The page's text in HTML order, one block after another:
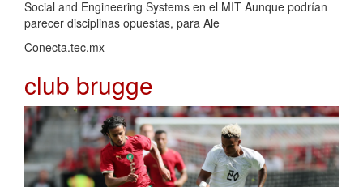
Social and Engineering Systems en el MIT Aunque podrían
parecer disciplinas opuestas, para Ale
Conecta.tec.mx
club brugge